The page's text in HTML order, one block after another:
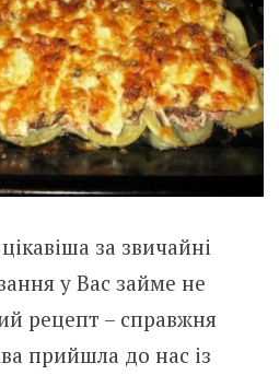
за звичайні
у Вас займе не
рецепт – справжня
прийшла до нас із